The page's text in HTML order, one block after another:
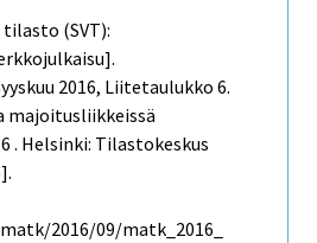
(SVT):
2016, Liitetaulukko 6.
majoitusliikkeissä
. Helsinki: Tilastokeskus
2016/09/matk_2016_